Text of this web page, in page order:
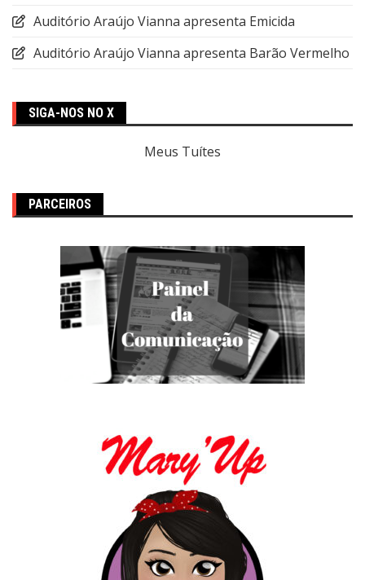
Auditório Araújo Vianna apresenta Emicida
Auditório Araújo Vianna apresenta Barão Vermelho
SIGA-NOS NO X
Meus Tuítes
PARCEIROS